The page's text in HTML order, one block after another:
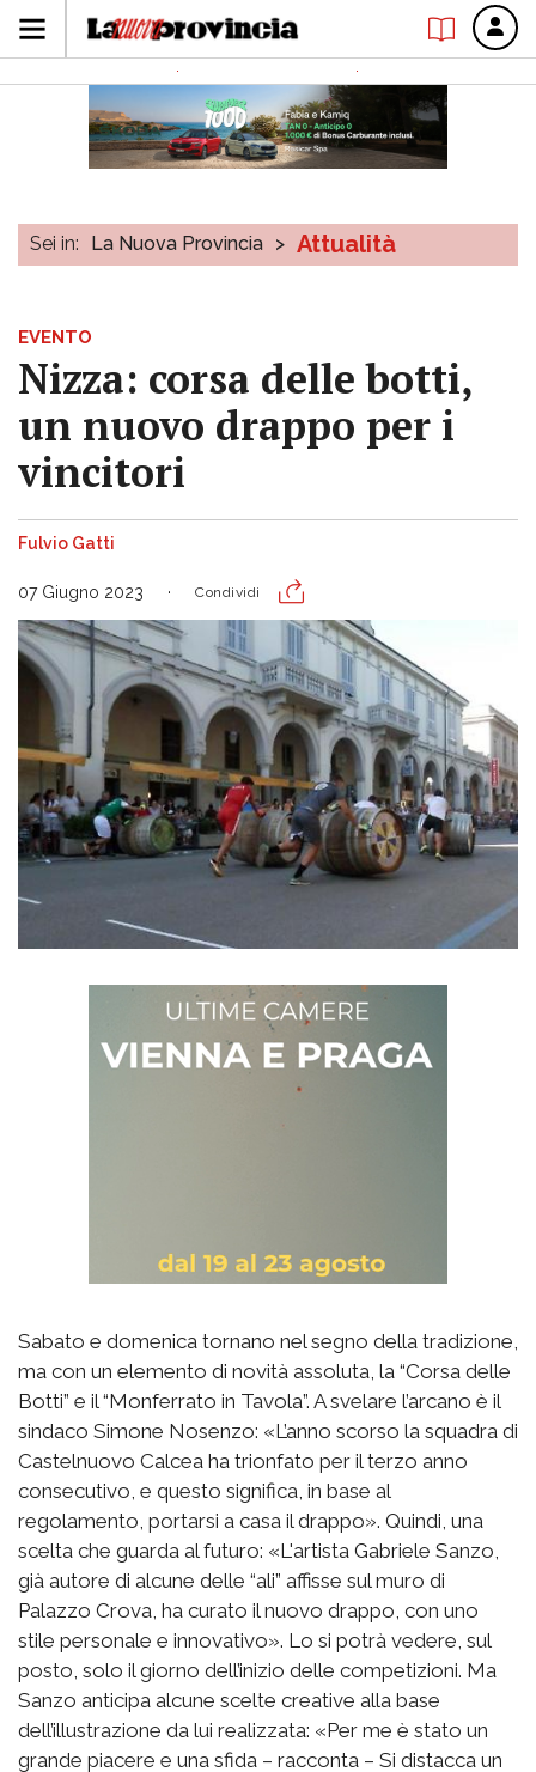
Sei in: La Nuova Provincia > Attualità
EVENTO
Nizza: corsa delle botti,
un nuovo drappo per i
vincitori
Fulvio Gatti
07 Giugno 2023 Condividi
Sabato e domenica tornano nel segno della tradizione,
ma con un elemento di novità assoluta, la “Corsa delle
Botti” e il “Monferrato in Tavola”. A svelare l’arcano è il
sindaco Simone Nosenzo: «L’anno scorso la squadra di
Castelnuovo Calcea ha trionfato per il terzo anno
consecutivo, e questo significa, in base al
regolamento, portarsi a casa il drappo». Quindi, una
scelta che guarda al futuro: «L'artista Gabriele Sanzo,
già autore di alcune delle “ali” affisse sul muro di
Palazzo Crova, ha curato il nuovo drappo, con uno
stile personale e innovativo». Lo si potrà vedere, sul
posto, solo il giorno dell’inizio delle competizioni. Ma
Sanzo anticipa alcune scelte creative alla base
dell’illustrazione da lui realizzata: «Per me è stato un
grande piacere e una sfida – racconta – Si distacca un